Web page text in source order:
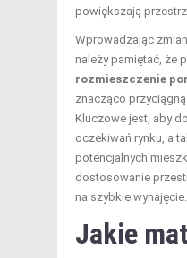
powiększają
Wprowadzając
należy pamiętać, że
rozmieszczenie
znacząco
Kluczowe jest, aby
oczekiwań rynku, a
potencjalnych
dostosowanie
na szybkie wynajęcie.
Jakie